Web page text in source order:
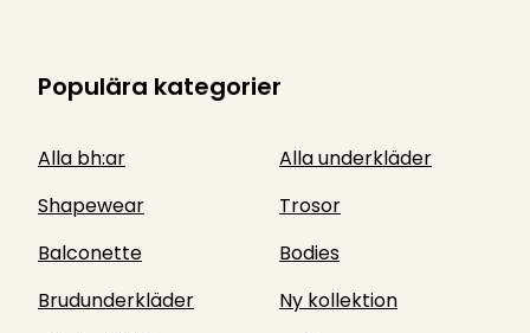
Populära kategorier
Alla bh:ar
Alla underkläder
Shapewear
Trosor
Balconette
Bodies
Brudunderkläder
Ny kollektion